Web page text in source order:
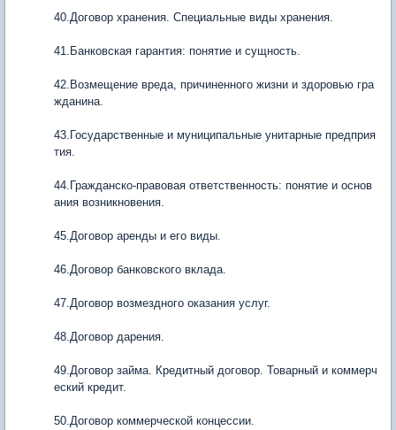
40.Договор хранения. Специальные виды хранения.
41.Банковская гарантия: понятие и сущность.
42.Возмещение вреда, причиненного жизни и здоровью гра
жданина.
43.Государственные и муниципальные унитарные предприя
тия.
44.Гражданско-правовая ответственность: понятие и основ
ания возникновения.
45.Договор аренды и его виды.
46.Договор банковского вклада.
47.Договор возмездного оказания услуг.
48.Договор дарения.
49.Договор займа. Кредитный договор. Товарный и коммерч
еский кредит.
50.Договор коммерческой концессии.